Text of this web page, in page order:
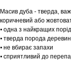
Масив дуба - тверда,
коричневий або
⦁ одна з найкращих
⦁ тверда порода
⦁ не вбирає запахи
⦁ сприятливий до